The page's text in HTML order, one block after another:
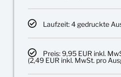
Laufzeit: 4 gedruckte
Preis: 9,95 EUR inkl.
(2,49 EUR inkl. MwSt. pro